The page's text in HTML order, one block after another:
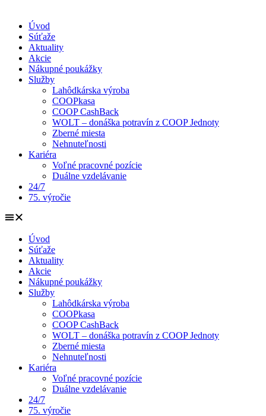
Úvod
Súťaže
Aktuality
Akcie
Nákupné poukážky
Služby
Lahôdkárska výroba
COOPkasa
COOP CashBack
WOLT – donáška potravín z COOP Jednoty
Zberné miesta
Nehnuteľnosti
Kariéra
Voľné pracovné pozície
Duálne vzdelávanie
24/7
75. výročie
Úvod
Súťaže
Aktuality
Akcie
Nákupné poukážky
Služby
Lahôdkárska výroba
COOPkasa
COOP CashBack
WOLT – donáška potravín z COOP Jednoty
Zberné miesta
Nehnuteľnosti
Kariéra
Voľné pracovné pozície
Duálne vzdelávanie
24/7
75. výročie